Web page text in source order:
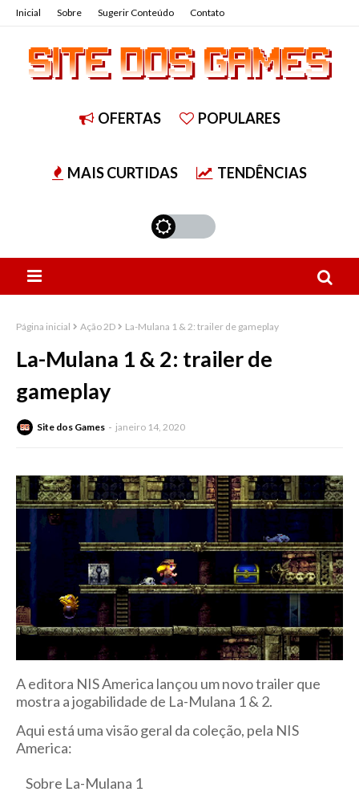
Inicial Sobre Sugerir Conteúdo Contato
OFERTAS POPULARES
MAIS CURTIDAS TENDÊNCIAS
Página inicial Ação 2D La-Mulana 1 & 2: trailer de gameplay
La-Mulana 1 & 2: trailer de
gameplay
Site dos Games janeiro 14, 2020
A editora NIS America lançou um novo trailer que
mostra a jogabilidade de La-Mulana 1 & 2.
Aqui está uma visão geral da coleção, pela NIS
America:
Sobre La-Mulana 1